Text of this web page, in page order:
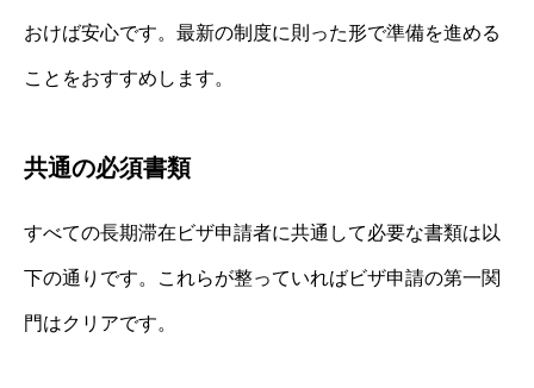
おけば安心です。最新の制度に則った形で準備を進める
ことをおすすめします。
共通の必須書類
すべての長期滞在ビザ申請者に共通して必要な書類は以
下の通りです。これらが整っていればビザ申請の第一関
門はクリアです。